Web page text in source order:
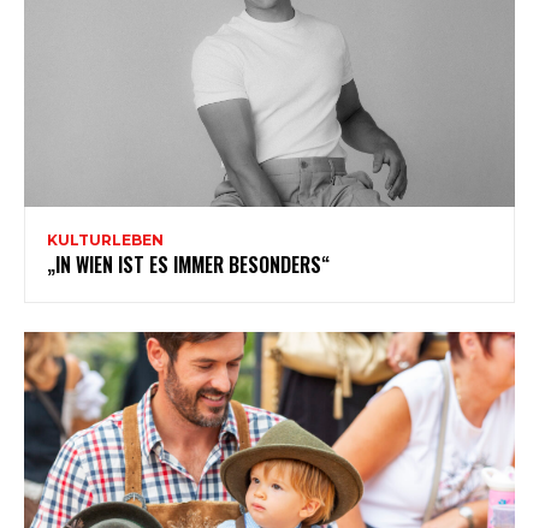
KULTURLEBEN
„IN WIEN IST ES IMMER BESONDERS“